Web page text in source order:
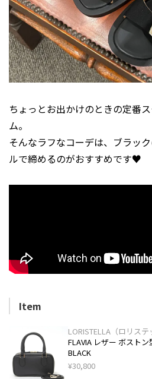
ちょっとお出かけのときの定番
ム。
そんなラフなコーデは、ブラッ
ルで締めるのがおすすめです♥
Item
LORISTELLA（ロリステ
FLAVIA レザー ボスト
BLACK
¥30,800